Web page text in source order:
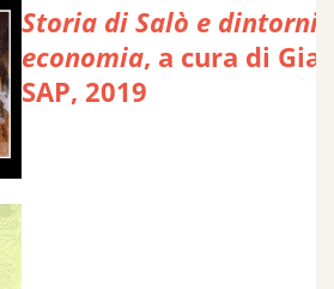
Storia di Salò e
economia, a cura di
SAP, 2019